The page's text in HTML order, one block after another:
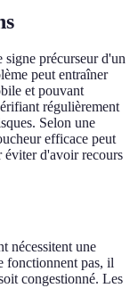
signe précurseur d'un
peut entraîner
et pouvant
régulièrement
Selon une
efficace peut
éviter d'avoir recours
nécessitent une
fonctionnent pas, il
congestionné. Les